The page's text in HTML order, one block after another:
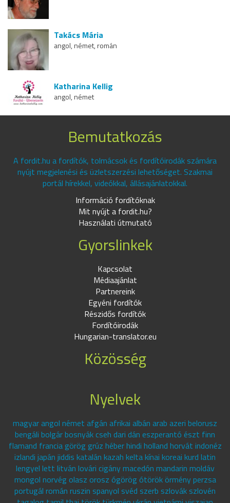
Takács Mária
angol, német, román
Katharina Kellig
angol, német
Bemutatkozás
A fordit.hu a fordítók, tolmácsok és fordítóirodák számára
nyújt megjelenési és üzletszerzési lehetőséget. Szakmai
portál hírekkel, videókkal, állásajánlatokkal.
Információ fordítóknak
Mit nyújt a fordit.hu?
Használati útmutató
Gyorslinkek
Kapcsolat
Médiaajánlat
Partnereink
Egyéni fordítók
Részidős fordítók
Fordítóirodák
Hungarian-translator.eu
Közösség
Nyelvek
magyar angol német afgán afrikai albán arab azeri belorusz
bengáli bolgár bosnyák cseh dari dán eszperantó észt finn
flamand francia görög grúz héber hindi holland horvát indonéz
izlandi japán jiddis katalán kazah kelta kínai koreai kurd latin
lengyel lett litván lovári cigány macedón mandarin moldáv
mongol norvég olasz orosz ógörög ótörök örmény perzsa
portugál román ruszin spanyol svéd szerb szlovák szlovén